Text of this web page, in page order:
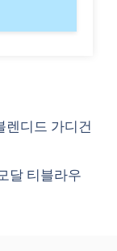
렌디드 가디건
달 티블라우